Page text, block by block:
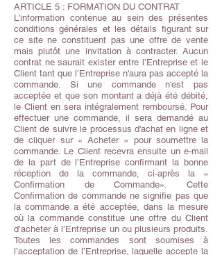
ARTICLE 5 : FORMATION DU CONTRAT
L'information contenue au sein des présentes
conditions générales et les détails figurant sur
ce site ne constituent pas une offre de vente
mais plutôt une invitation à contracter. Aucun
contrat ne saurait exister entre l’Entreprise et le
Client tant que l’Entreprise n'aura pas accepté la
commande. Si une commande n'est pas
acceptée et que son montant a déjà été débité,
le Client en sera intégralement remboursé. Pour
effectuer une commande, il sera demandé au
Client de suivre le processus d'achat en ligne et
de cliquer sur « Acheter » pour soumettre la
commande. Le Client recevra ensuite un e-mail
de la part de l’Entreprise confirmant la bonne
réception de la commande, ci-après la «
Confirmation de Commande». Cette
Confirmation de commande ne signifie pas que
la commande a été acceptée, dans la mesure
où la commande constitue une offre du Client
d’acheter à l’Entreprise un ou plusieurs produits.
Toutes les commandes sont soumises à
l’acceptation de l’Entreprise, laquelle accepte la